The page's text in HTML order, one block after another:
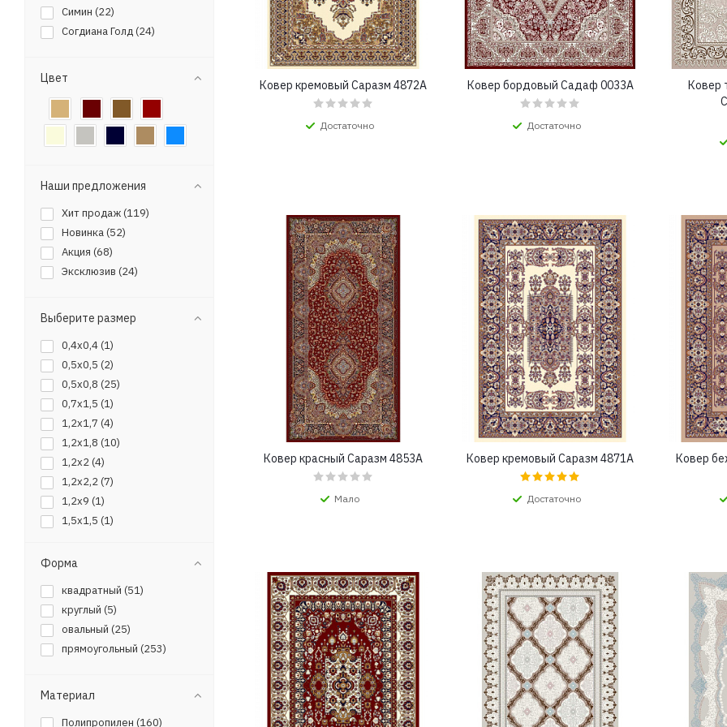
Ковер кремовый Саразм 4872A
Достаточно
Ковер бордовый Садаф 0033A
Достаточно
Ковер
Ковер красный Саразм 4853A
Мало
Ковер кремовый Саразм 4871A
Достаточно
Ковер
Симин (22)
Согдиана Голд (24)
Цвет
Наши предложения
Хит продаж (119)
Новинка (52)
Акция (68)
Эксклюзив (24)
Выберите размер
0,4x0,4 (1)
0,5x0,5 (2)
0,5x0,8 (25)
0,7x1,5 (1)
1,2x1,7 (4)
1,2x1,8 (10)
1,2x2 (4)
1,2x2,2 (7)
1,2x9 (1)
1,5x1,5 (1)
1,5x2,2 (
1,6x2,3 (1)
1,7x2,2 ( 2)
1,7x2,3 (4 )
1,7x2,5 ( 3)
1,8x2,5 (
Форма
квадратный (51)
круглый (5)
овальный (25)
прямоугольный (253)
Материал
Полипропилен (160)